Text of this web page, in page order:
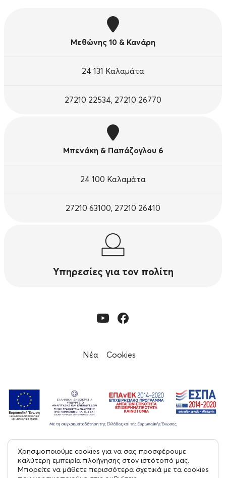
Μεθώνης 10 & Κανάρη
24 131 Καλαμάτα
27210 22534, 27210 26770
Μπενάκη & Παπάζογλου 6
24 100 Καλαμάτα
27210 63100, 27210 26410
Υπηρεσίες για τον πολίτη
Νέα Cookies
© 2023, Εφορεία Αρχαιοτήτων Μεσσηνίας
Με επιφύλαξη παντός δικαιώματος
Χρησιμοποιούμε cookies για να σας προσφέρουμε
καλύτερη εμπειρία πλοήγησης στον ιστότοπό μας.
Μπορείτε να μάθετε περισσότερα σχετικά με τα cookies